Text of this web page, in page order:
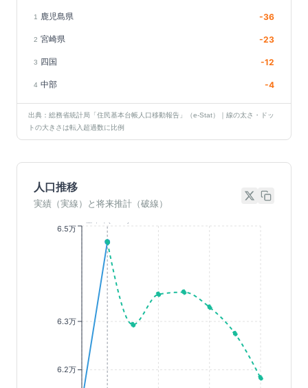
1 鹿児島県 -36
2 宮崎県 -23
3 四国 -12
4 中部 -4
出典：総務省統計局「住民基本台帳人口移動報告」（e-Stat）｜線の太さ・ドッ
トの大きさは転入超過数に比例
人口推移
実績（実線）と将来推計（破線）
6.2万
6.3万
6.5万